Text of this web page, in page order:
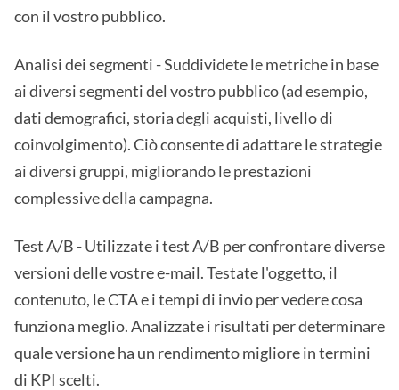
con il vostro pubblico.
Analisi dei segmenti - Suddividete le metriche in base
ai diversi segmenti del vostro pubblico (ad esempio,
dati demografici, storia degli acquisti, livello di
coinvolgimento). Ciò consente di adattare le strategie
ai diversi gruppi, migliorando le prestazioni
complessive della campagna.
Test A/B - Utilizzate i test A/B per confrontare diverse
versioni delle vostre e-mail. Testate l'oggetto, il
contenuto, le CTA e i tempi di invio per vedere cosa
funziona meglio. Analizzate i risultati per determinare
quale versione ha un rendimento migliore in termini
di KPI scelti.